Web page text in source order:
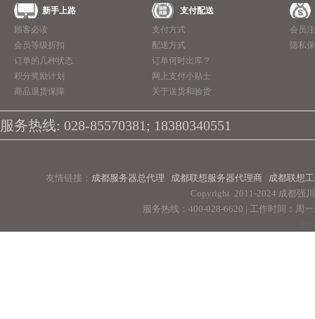
新手上路
顾客必读
会员等级折扣
订单的几种状态
积分奖励计划
商品退货保障
支付配送
支付方式
配送方式
订单何时出库？
网上支付小贴士
关于送货和验货
会员
隐私
服务热线: 028-85570381; 18380340551
友情链接： 成都服务器总代理 成都联想服务器代理商
成都联想
Copyright 2011-2024 成都强
服务热线：400-028-6620 | 工作时间：周